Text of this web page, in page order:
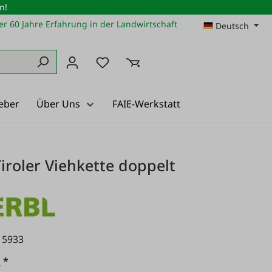
60 Jahre Erfahrung in der Landwirtschaft Deutsch
Du hast 0 Produkte auf dem
Über Uns FAIE-Werkstatt
Viehkette doppelt
*